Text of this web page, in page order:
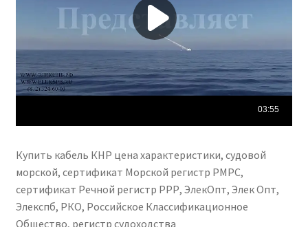
Купить кабель КНР цена характеристики, судовой
морской, сертификат Морской регистр РМРС,
сертификат Речной регистр РРР, ЭлекОпт, Элек Опт,
Элекспб, РКО, Российское Классификационное
Общество, регистр судоходства